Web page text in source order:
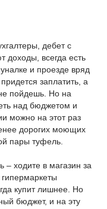
дебет с
доходы, всегда есть
и проезде вряд
заплатить, а
пойдешь. Но на
над бюджетом и
можно на этот раз
дорогих моющих
пары туфель.
ходите в магазин за
купит лишнее. Но
бюджет, и на эту